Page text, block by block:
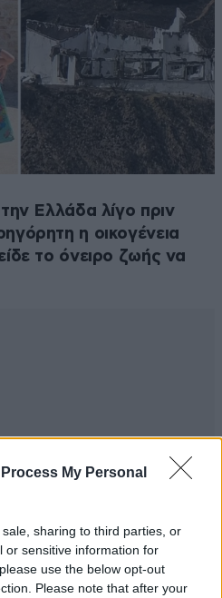
My Personal
sharing to third parties, or
or sensitive information for
use the below opt-out
Please note that after your
Ελλάδα λίγο πριν
η οικογένεια
το όνειρο ζωής να